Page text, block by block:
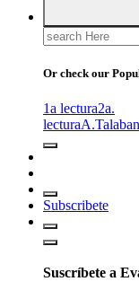
Search
for:
Or check our
1a lectura2a.
lecturaA.T
Subscribete
Suscríbete a